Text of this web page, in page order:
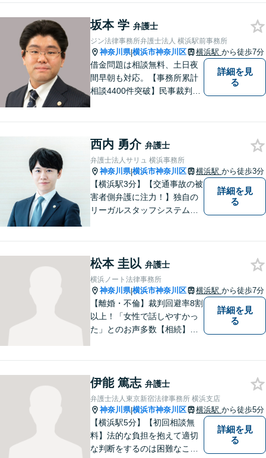
ば、遠慮なくご相談くださ
い。【休日・夜間対応OK】
坂本 学 弁護士
ジン法律事務所弁護士法人 横浜駅前事務所
神奈川県|横浜市神奈川区 横浜駅 から徒歩7分
借金問題は相談無料、土日夜
間早朝も対応。【事務所累計
相談4400件突破】民事裁判／
詳細を見
る
西内 勇介 弁護士
弁護士法人サリュ 横浜事務所
神奈川県|横浜市神奈川区 横浜駅 から徒歩3分
【横浜駅3分】【交通事故の被
害者側弁護に注力！】独自の
リーガルスタッフシステム
だかないよう努力します。皆
様の問題の背景まで汲み取
り、適切に対処します。【初
回無料相談】
詳細を見
る
松本 圭以 弁護士
横浜ノート法律事務所
神奈川県|横浜市神奈川区 横浜駅 から徒歩7分
【離婚・不倫】裁判回避率8割
以上！「女性で話しやすかっ
た」とのお声多数【相続】遺
の過失を80%から95％にした
実績あり【女性目線でアドバ
イス】
詳細を見
る
伊能 篤志 弁護士
弁護士法人東京新宿法律事務所 横浜支店
神奈川県|横浜市神奈川区 横浜駅 から徒歩5分
【横浜駅5分】【初回相談無
料】法的な負担を抱えて適切
な判断をするのは困難なこと
詳細を見
る